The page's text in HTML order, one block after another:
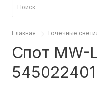
Главная Точечные
Спот MW-
545022401